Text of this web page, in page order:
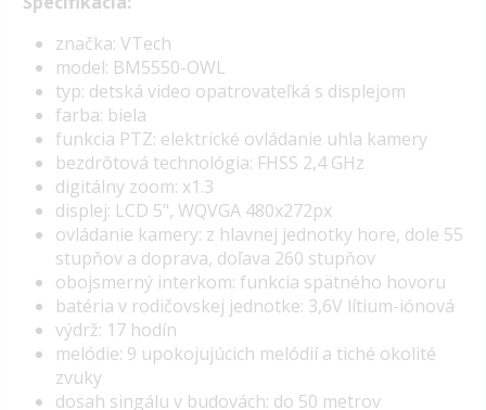
značka: VTech
model: BM5550-OWL
typ: detská video opatrovateľká s displejom
farba: biela
funkcia PTZ: elektrické ovládanie uhla kamery
bezdrôtová technológia: FHSS 2,4 GHz
digitálny zoom: x1.3
displej: LCD 5", WQVGA 480x272px
ovládanie kamery: z hlavnej jednotky hore, dole 55
stupňov a doprava, doľava 260 stupňov
obojsmerný interkom: funkcia spätného hovoru
batéria v rodičovskej jednotke: 3,6V lítium-iónová
výdrž: 17 hodín
melódie: 9 upokojujúcich melódií a tiché okolité
zvuky
dosah singálu v budovách: do 50 metrov